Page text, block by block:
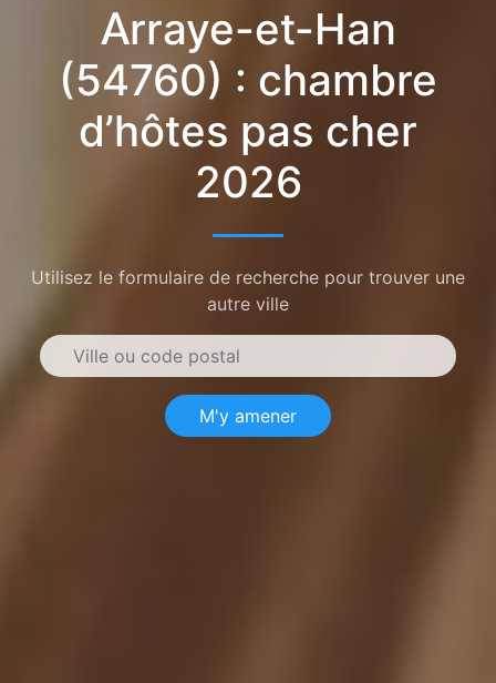
Arraye-et-Han
(54760) : chambre
d’hôtes pas cher
2026
Utilisez le formulaire de recherche pour trouver une
autre ville
M'y amener